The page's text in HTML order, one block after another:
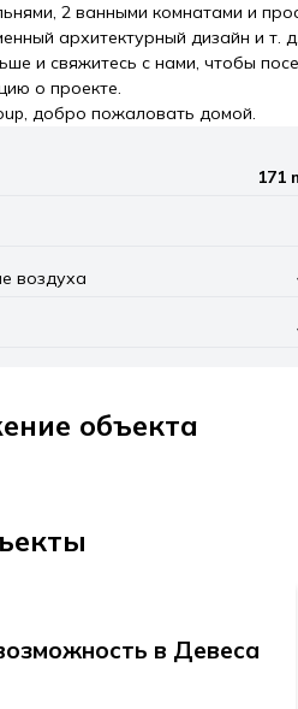
2 ванными комнатами и
архитектурный дизайн и т. д.
и свяжитесь с нами, чтобы
о проекте.
добро пожаловать домой.
171
воздуха
объекта
€
в Девеса